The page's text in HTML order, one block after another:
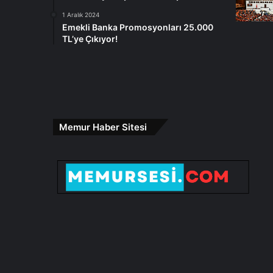
1 Aralık 2024
Emekli Banka Promosyonları 25.000
TL’ye Çıkıyor!
Memur Haber Sitesi